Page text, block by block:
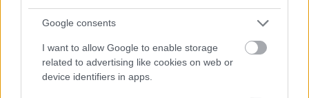
Google consents
I want to allow Google to enable storage
related to advertising like cookies on web or
device identifiers in apps.
Címlapfotó: Darth Liu / Unsplash